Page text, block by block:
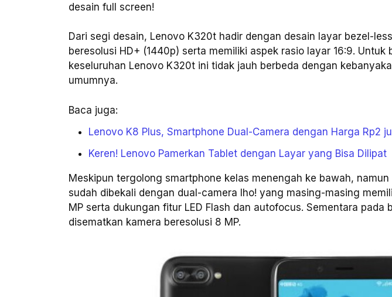
desain full screen!
Dari segi desain, Lenovo K320t hadir dengan desain layar bezel-
beresolusi HD+ (1440p) serta memiliki aspek rasio layar 16:9. Untuk
keseluruhan Lenovo K320t ini tidak jauh berbeda dengan
umumnya.
Baca juga:
Lenovo K8 Plus, Smartphone Dual-Camera dengan Harga Rp2
Keren! Lenovo Pamerkan Tablet dengan Layar yang Bisa Dilipat
Meskipun tergolong smartphone kelas menengah ke bawah,
sudah dibekali dengan dual-camera lho! yang masing-masing
MP serta dukungan fitur LED Flash dan autofocus. Sementara pada
disematkan kamera beresolusi 8 MP.